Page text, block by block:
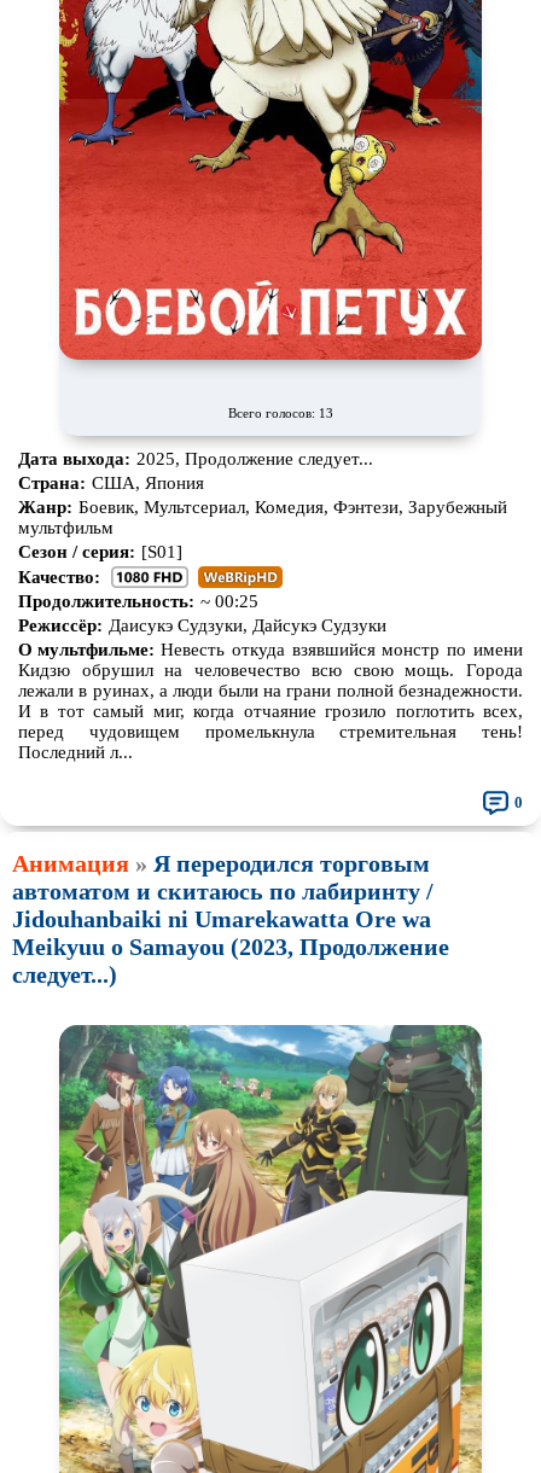
Всего голосов: 13
Дата выхода: 2025, Продолжение следует...
Страна: США, Япония
Жанр: Боевик, Мультсериал, Комедия, Фэнтези, Зарубежный
мультфильм
Сезон / серия: [S01]
Качество:
Продолжительность: ~ 00:25
Режиссёр: Даисукэ Судзуки, Дайсукэ Судзуки
О мультфильме: Невесть откуда взявшийся монстр по имени
Кидзю обрушил на человечество всю свою мощь. Города
лежали в руинах, а люди были на грани полной безнадежности.
И в тот самый миг, когда отчаяние грозило поглотить всех,
перед чудовищем промелькнула стремительная тень!
Последний л...
0
Анимация » Я переродился торговым
автоматом и скитаюсь по лабиринту /
Jidouhanbaiki ni Umarekawatta Ore wa
Meikyuu o Samayou (2023, Продолжение
следует...)